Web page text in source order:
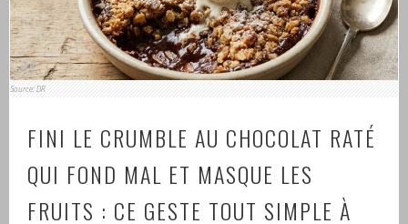
Source: DR
FINI LE CRUMBLE AU CHOCOLAT RATÉ
QUI FOND MAL ET MASQUE LES
FRUITS : CE GESTE TOUT SIMPLE À